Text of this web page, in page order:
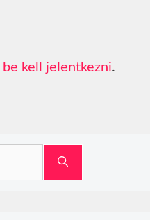
be kell jelentkezni.